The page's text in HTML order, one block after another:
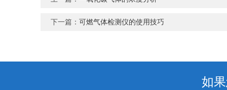
下一篇： 可燃气体检测仪的使用技巧
如